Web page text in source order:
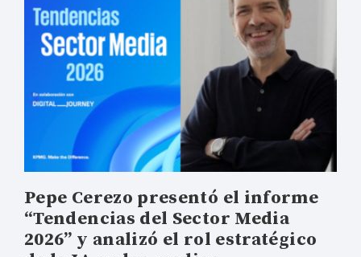
Pepe Cerezo presentó el informe
“Tendencias del Sector Media
2026” y analizó el rol estratégico